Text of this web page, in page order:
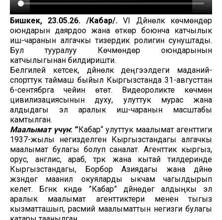
Бишкек, 23.05.26. /Кабар/.VI Дүйнөлүк көчмөндөр
оюндарын даярдоо жана өткөрүү боюнча катчылык
иш-чаранын алгачкы тизердик ролигин сунуштады.
Бул тууралуу Көчмөндөр оюндарынын
катчылыгынан билдиришти.
Белгилей кетсек, дүйнөлүк деңгээлдеги маданий-
спорттук таймаш быйыл Кыргызстанда 31-августтан
6-сентябрга чейин өтөт. Видеороликте көчмөн
цивилизациясынын духу, улуттук мурас жана
алдыдагы эл аралык иш-чаранын масштабы
камтылган.
Маалымат үчүн: ”Кабар“ улуттук маалымат агенттиги
1937-жылы негизделген Кыргызстандагы алгачкы
маалымат булагы болуп саналат. Агенттик кыргыз,
орус, англис, араб, түрк жана кытай тилдеринде
Кыргызстандагы, Борбор Азиядагы жана дүйнө
жүзүндөгү маанилүү окуяларды ыкчам чагылдырып
келет. Бүгүнкү күндө ”Кабар” дүйнөдөгү алдыңкы эл
аралык маалымат агенттиктери менен тыгыз
кызматташып, расмий маалыматтын негизги булагы